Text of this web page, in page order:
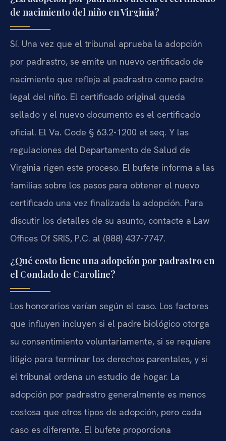
de nacimiento del niño en Virginia?
Sí. Una vez que el tribunal aprueba la adopción
por padrastro, se emite un nuevo certificado de
nacimiento que refleja al padrastro como padre
legal del niño. El certificado original queda
sellado y el nuevo documento es el certificado
oficial. El Va. Code § 63.2-1200 et seq. Y las
regulaciones del Departamento de Salud de
Virginia rigen este proceso. El bufete informa a las
familias sobre los pasos para obtener el nuevo
certificado una vez finalizada la adopción. Para
discutir los detalles de su asunto, contacte a Law
Offices Of SRIS, P.C. al (888) 437-7747.
¿Qué costo tiene una adopción por padrastro en
el Condado de Caroline?
Los honorarios varían según el caso. Los factores
que influyen incluyen si el padre biológico otorga
su consentimiento voluntariamente, si se requiere
litigio para terminar los derechos parentales, y si
el tribunal ordena un estudio de hogar. La
adopción por padrastro generalmente es menos
costosa que otros tipos de adopción, pero cada
caso es diferente. El bufete proporciona